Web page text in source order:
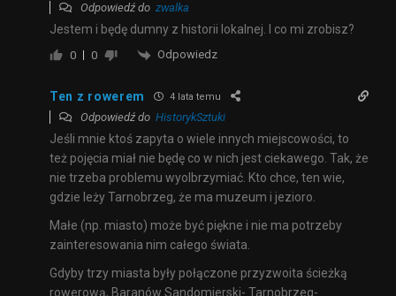
Odpowiedź do zwalka
Jestem i będę dumny z historii lokalnej. I co mi zrobisz?
0 0 Odpowiedz
Ten z rowerem 4 lata temu
Odpowiedź do HistorykSztuki
Jeśli mnie ktoś zapyta o wiele innych miejscowości, to
też pojęcia miał nie będę co w nich jest ciekawego. Tak, że
nie trzeba problemu wyolbrzymiać. Kto chce, ten wie,
gdzie leży Tarnobrzeg, że ma muzeum i jezioro.
Małe (np. miasto) może być piękne i nie ma potrzeby
zainteresowania nim całego świata.
Gdyby trzy miasta były połączone przyzwoita ścieżką
rowerową, Baranów Sandomierski- Tarnobrzeg-